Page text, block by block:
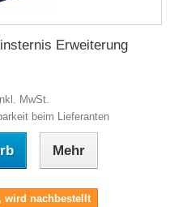
Erweiterung
MwSt.
beim Lieferanten
Mehr
wird nachbestellt